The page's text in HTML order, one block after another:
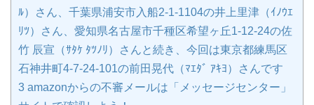
ﾙ）さん、千葉県浦安市入船2-1-1104の井上里津（ｲﾉｳｴ
ﾘﾂ）さん、愛知県名古屋市千種区希望ヶ丘1-12-24の佐
竹 辰宣（ｻﾀｹ ﾀﾂﾉﾘ）さんと続き、今回は東京都練馬区
石神井町4-7-24-101の前田晃代（ﾏｴﾀﾞ ｱｷﾖ）さんです
3 amazonからの不審メールは「メッセージセンター」